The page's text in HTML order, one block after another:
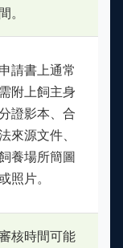
間。
申請書上通常
需附上飼主身
證影本、合
來源文件、
養場所簡圖
照片。
核時間可能